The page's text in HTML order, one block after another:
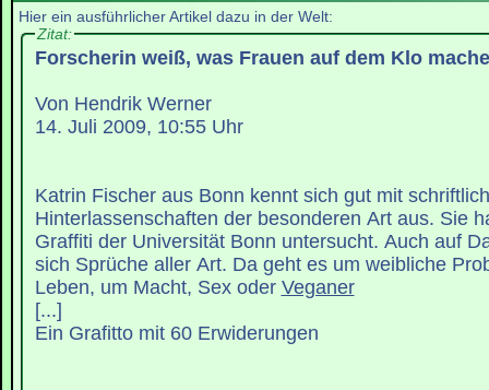
Hier ein ausführlicher Artikel dazu in der Welt:
Zitat:
Forscherin weiß, was Frauen auf dem Klo
Von Hendrik Werner
14. Juli 2009, 10:55 Uhr
Katrin Fischer aus Bonn kennt sich gut mit
Hinterlassenschaften der besonderen Art aus. Sie
Graffiti der Universität Bonn untersucht. Auch auf
sich Sprüche aller Art. Da geht es um weibliche
Leben, um Macht, Sex oder Veganer
[...]
Ein Grafitto mit 60 Erwiderungen